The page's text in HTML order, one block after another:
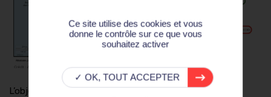
L’objectif multiple de ce retour d’expérience vise 1) à
Ce site utilise des cookies et vous
donne le contrôle sur ce que vous
souhaitez activer
✓ OK, TOUT ACCEPTER